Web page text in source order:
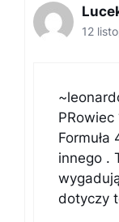
12
Formuła
innego .
dotyczy